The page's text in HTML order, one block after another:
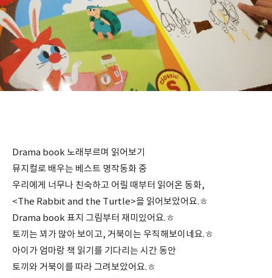
Drama book 노래부르며 읽어보기
뮤지컬로 배우는 베스트 명작동화 중
우리에게 너무나 친숙하고 어릴 때부터 읽어온 동화,
<T he Rabbit and the Turtle>을 읽어보았어요.ㅎ
Drama book 표지 그림부터 재미있어요.ㅎ
토끼는 꾀가 많아 보이고, 거북이는 우직해보이네요.ㅎ
아이가 엄마랑 책 읽기를 기다리는 시간 동안
토끼와 거북이를 따라 그려보았어요.ㅎ